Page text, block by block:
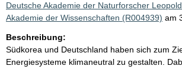
Deutsche Akademie der Naturforscher
Akademie der Wissenschaften (R004939) am
Beschreibung:
Südkorea und Deutschland haben sich zum
Energiesysteme klimaneutral zu gestalten.